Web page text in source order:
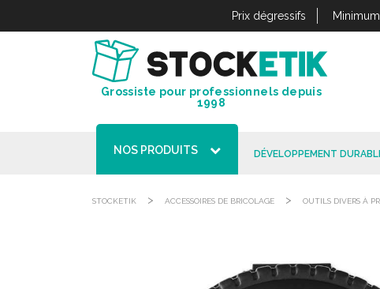
Prix dégressifs
Grossiste pour professionnels depuis
1998
NOS PRODUITS DÉVELOPPEMENT
STOCKETIK > ACCESSOIRES DE BRICOLAGE > OUTILS DIVERS À